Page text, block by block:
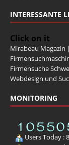
INTERESSANTE
Click on it
Mirabeau Magazin |
Firmensuche
Webdesign und
MONITORING
Users Today :